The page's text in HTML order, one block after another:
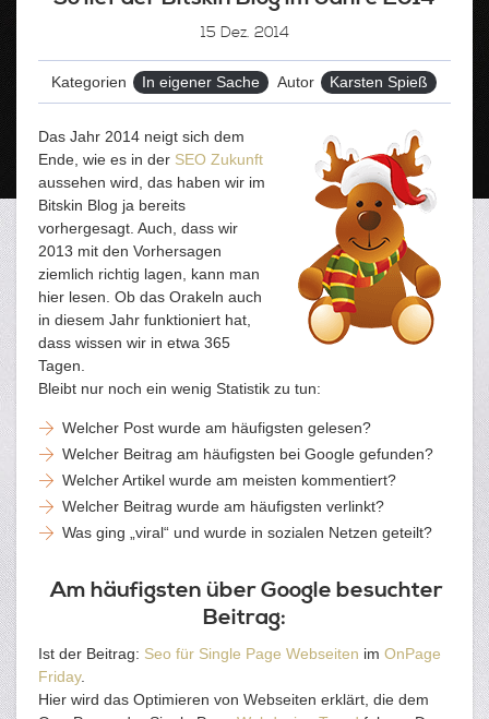
15 Dez. 2014
Kategorien In eigener Sache Autor Karsten Spieß
Das Jahr 2014 neigt sich dem
Ende, wie es in der SEO Zukunft
aussehen wird, das haben wir im
Bitskin Blog ja bereits
vorhergesagt. Auch, dass wir
2013 mit den Vorhersagen
ziemlich richtig lagen, kann man
hier lesen. Ob das Orakeln auch
in diesem Jahr funktioniert hat,
dass wissen wir in etwa 365
Tagen.
Bleibt nur noch ein wenig Statistik zu tun:
Welcher Post wurde am häufigsten gelesen?
Welcher Beitrag am häufigsten bei Google gefunden?
Welcher Artikel wurde am meisten kommentiert?
Welcher Beitrag wurde am häufigsten verlinkt?
Was ging „viral“ und wurde in sozialen Netzen geteilt?
Am häufigsten über Google besuchter
Beitrag:
Ist der Beitrag: Seo für Single Page Webseiten im OnPage
Friday.
Hier wird das Optimieren von Webseiten erklärt, die dem